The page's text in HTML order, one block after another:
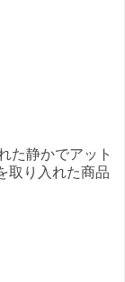
た静かでアット
取り入れた商品